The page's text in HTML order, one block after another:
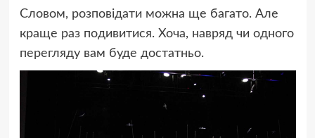
Словом, розповідати можна ще багато. Але
краще раз подивитися. Хоча, навряд чи одного
перегляду вам буде достатньо.